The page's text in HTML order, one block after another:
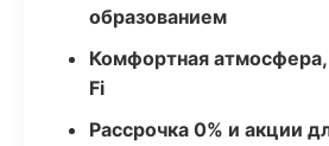
образованием
Комфортная
Fi
Рассрочка 0% и акции